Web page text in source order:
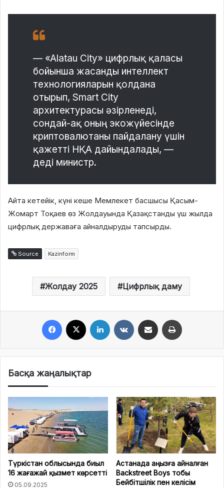
— «Alatau City» цифрлық қаласы
бойынша жасанды интеллект
технологияларын қолдана
отырып, Smart City
архитектурасы әзірленеді,
сондай-ақ оның экожүйесінде
криптовалютаны пайдалану үшін
қажетті НҚА дайындалады, —
деді министр.
Айта кетейік, күні кеше Мемлекет басшысы Қасым-
Жомарт Тоқаев өз Жолдауында Қазақстанды үш жылда
цифрлық державаға айналдыруды тапсырды.
Source Kazinform
Жолдау 2025 Цифрлық даму
Басқа жаңалықтар
Түркістан облысында биыл
16 жағажай қызмет көрсетті
05.09.2025
Астанада аңызға айналған
Backstreet Boys тобы
Бейбітшілік пен келісім